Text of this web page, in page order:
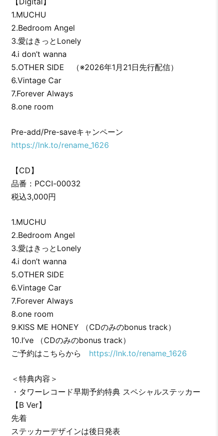
1.MUCHU
2.Bedroom Angel
3.愛はきっとLonely
4.i don’t wanna
5.OTHER SIDE （※2026年1月21日先行配信）
6.Vintage Car
7.Forever Always
8.one room
Pre-add/Pre-saveキャンペーン
https://lnk.to/rename_1626
【CD】
品番：PCCI-00032
税込3,000円
1.MUCHU
2.Bedroom Angel
3.愛はきっとLonely
4.i don’t wanna
5.OTHER SIDE
6.Vintage Car
7.Forever Always
8.one room
9.KISS ME HONEY （CDのみのbonus track）
10.I’ve （CDのみのbonus track）
ご予約はこちらから https://lnk.to/rename_1626
＜特典内容＞
・タワーレコード早期予約特典 スペシャルステッカー
【B Ver】
ㅤ先着
ㅤステッカーデザインは後日発表